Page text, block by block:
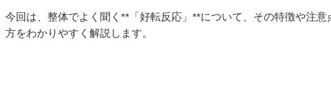
今回は、整体でよく聞く**「好転反応」**について、その特徴や注意
方をわかりやすく解説します。